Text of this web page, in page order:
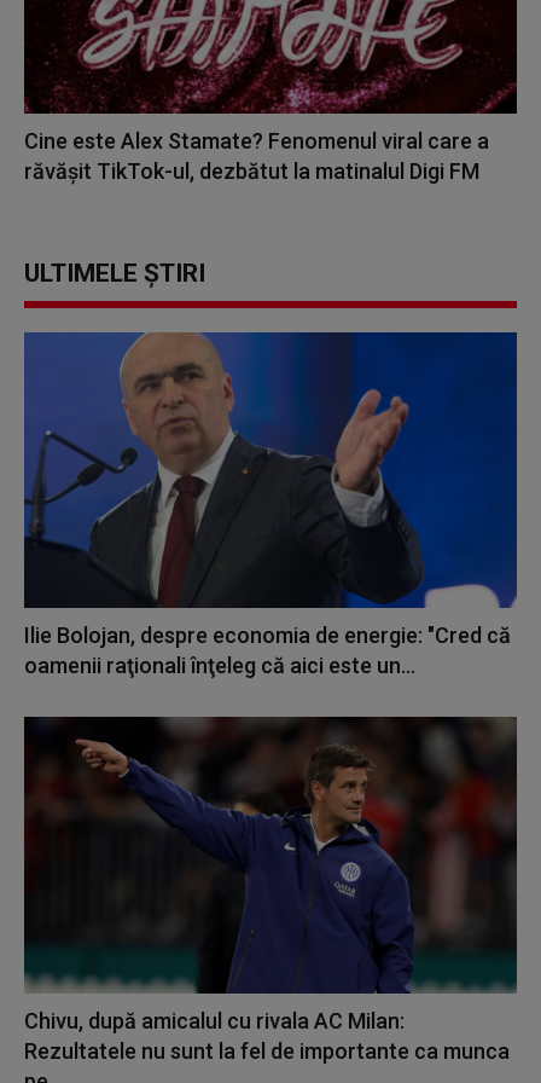
Cine este Alex Stamate? Fenomenul viral care a
răvășit TikTok-ul, dezbătut la matinalul Digi FM
ULTIMELE ȘTIRI
Ilie Bolojan, despre economia de energie: "Cred că
oamenii raţionali înţeleg că aici este un...
Chivu, după amicalul cu rivala AC Milan:
Rezultatele nu sunt la fel de importante ca munca